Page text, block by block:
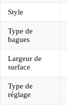
Style
Type de
bagues
Largeur de
surface
Type de
réglage